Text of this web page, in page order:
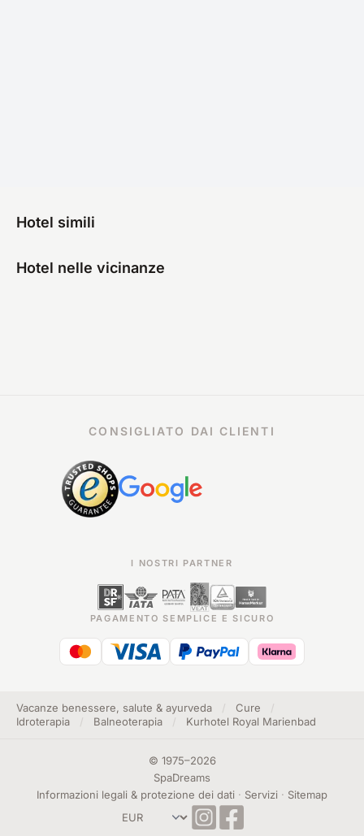
Hotel simili
Hotel nelle vicinanze
CONSIGLIATO DAI CLIENTI
I NOSTRI PARTNER
PAGAMENTO SEMPLICE E SICURO
Vacanze benessere, salute & ayurveda Cure
Idroterapia
Balneoterapia Kurhotel Royal Marienbad
© 1975–2026
SpaDreams
Informazioni legali & protezione dei dati · Servizi · Sitemap